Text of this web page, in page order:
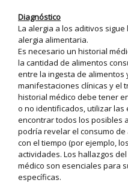
Diagnóstico
La alergia a los aditivos
alergia alimentaria.
Es necesario un historial
la cantidad de alimentos
entre la ingesta de alimentos
manifestaciones clínicas y el
historial médico debe tener
o no identificados, utilizar
encontrar todos los posibles
podría revelar el consumo
con el tiempo (por ejemplo,
actividades. Los hallazgos
médico son esenciales para
específicas.